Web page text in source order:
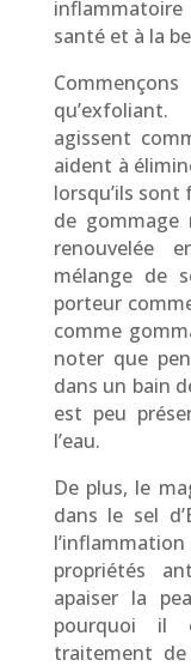
inflammatoire
santé et à la
agissent
aident à
lorsqu’ils sont
de gommage
renouvelée
mélange de
porteur
comme
noter que
dans un bain
est peu
l’eau.
De plus, le
dans le sel
propriétés
apaiser la
pourquoi il
traitement de